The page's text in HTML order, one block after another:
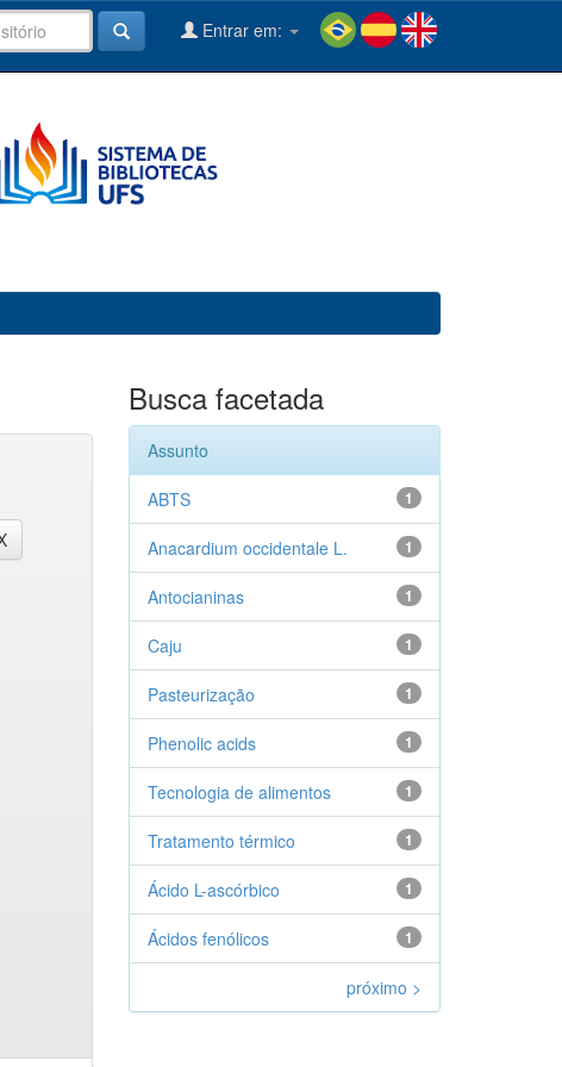
Entrar em:
Busca facetada
Assunto
1
ABTS
1
Anacardium occidentale L.
1
Antocianinas
1
Caju
1
Pasteurização
1
Phenolic acids
1
Tecnologia de alimentos
1
Tratamento térmico
1
Ácido L-ascórbico
1
Ácidos fenólicos
próximo >